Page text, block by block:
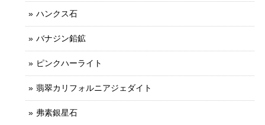
ハンクス石
バナジン鉛鉱
ピンクハーライト
翡翠カリフォルニアジェダイト
弗素銀星石